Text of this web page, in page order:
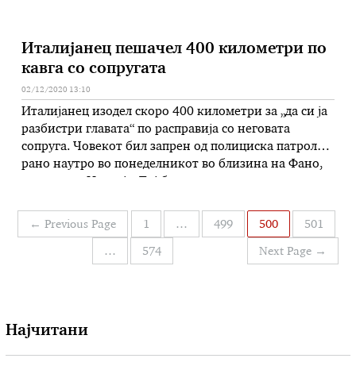
Италијанец пешачел 400 километри по
кавга со сопругата
02/12/2020 13:10
Италијанец изодел скоро 400 километри за „да си ја
разбистри главата“ по расправија со неговата
сопруга. Човекот бил запрен од полициска патрола
рано наутро во понеделникот во близина на Фано,
Скванси. „Пешакот“ ѝ рекол на полицијата дека се
скарал со неговата сопруга …
Навигација
← Previous Page 1 … 499 500 501
… 574 Next Page →
Најчитани